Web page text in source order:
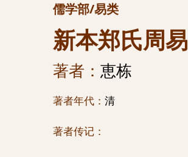
儒学部/易类
新本郑氏周易
著者： 恵栋
著者年代： 清
著者传记：